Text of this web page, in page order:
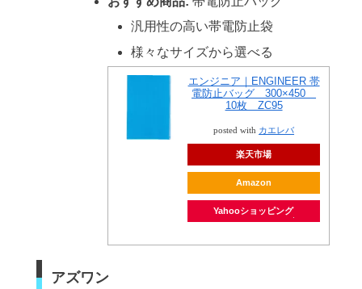
汎用性の高い帯電防止袋
様々なサイズから選べる
エンジニア｜ENGINEER 帯
電防止バッグ 300×450
10枚 ZC95
posted with カエレバ
楽天市場
Amazon
Yahooショッピング
アズワン